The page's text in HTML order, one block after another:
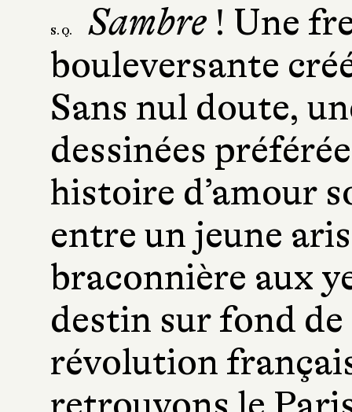
S. Q. Sambre! Une
bouleversante
Sans nul doute,
dessinées
histoire d’amour
entre un jeune
braconnière aux
destin sur fond de
révolution